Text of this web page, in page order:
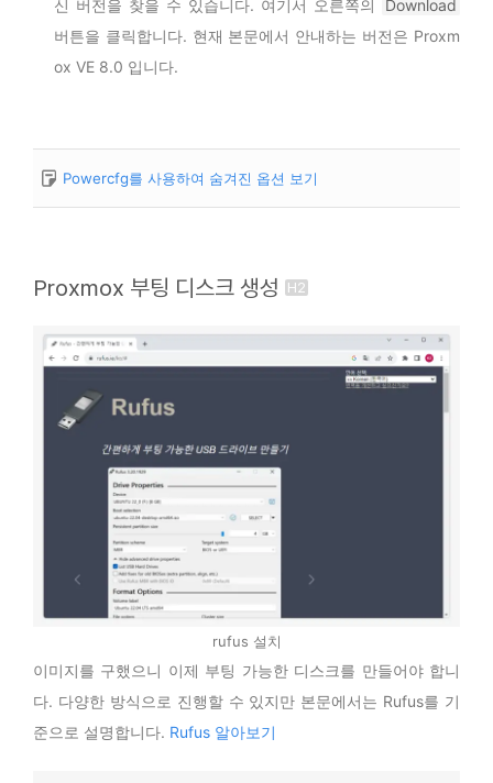
신 버전을 찾을 수 있습니다. 여기서 오른쪽의
Download
버튼을 클릭합니다. 현재 본문에서 안내하는 버전은 Proxm
ox VE 8.0 입니다.
Powercfg를 사용하여 숨겨진 옵션 보기
Proxmox 부팅 디스크 생성
rufus 설치
이미지를 구했으니 이제 부팅 가능한 디스크를 만들어야 합니
다. 다양한 방식으로 진행할 수 있지만 본문에서는 Rufus를 기
준으로 설명합니다. Rufus 알아보기